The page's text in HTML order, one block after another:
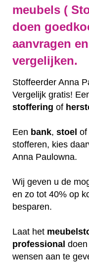
meubels (
doen
aanvragen
vergelijken.
Stoffeerder Anna
Vergelijk gratis!
stoffering of
Een bank, stoel of
stofferen, kies
Anna Paulowna.
Wij geven u de
en zo tot 40% op
besparen.
Laat het
professional
wensen aan te